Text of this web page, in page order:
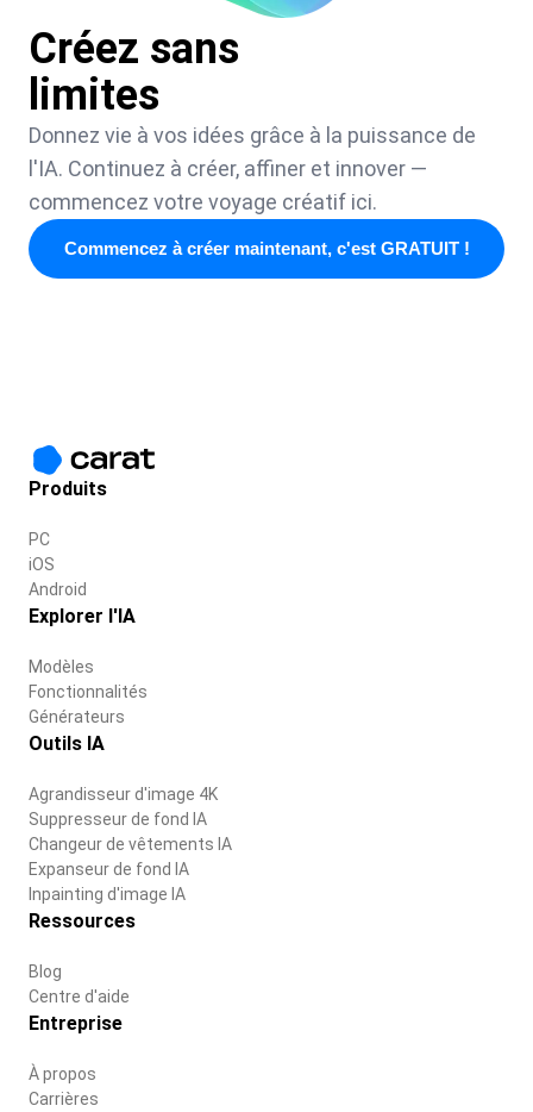
Créez sans
limites
Donnez vie à vos idées grâce à la puissance de
l'IA. Continuez à créer, affiner et innover —
commencez votre voyage créatif ici.
Commencez à créer maintenant, c'est GRATUIT !
Produits
PC
iOS
Android
Explorer l'IA
Modèles
Fonctionnalités
Générateurs
Outils IA
Agrandisseur d'image 4K
Suppresseur de fond IA
Changeur de vêtements IA
Expanseur de fond IA
Inpainting d'image IA
Ressources
Blog
Centre d'aide
Entreprise
À propos
Carrières